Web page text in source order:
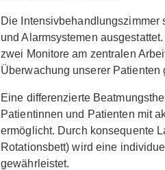
Die
und Alarmsystemen
zwei Monitore am zentralen
Überwachung unserer Patienten
Eine differenzierte
Patientinnen und Patienten mit
ermöglicht. Durch konsequente
Rotationsbett) wird eine
gewährleistet.